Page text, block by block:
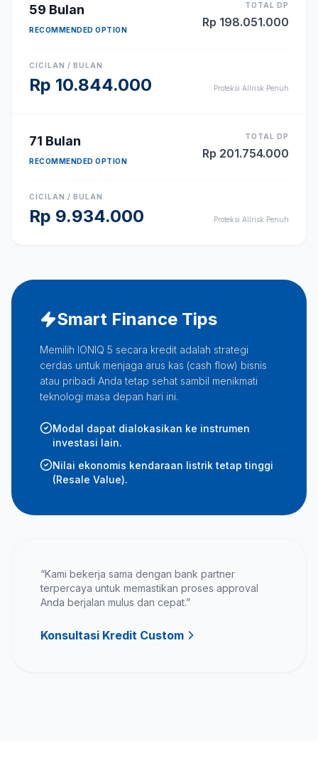
59 Bulan
RECOMMENDED OPTION
TOTAL DP
Rp 198.051.000
CICILAN / BULAN
Rp 10.844.000 Proteksi Allrisk Penuh
71 Bulan
RECOMMENDED OPTION
TOTAL DP
Rp 201.754.000
CICILAN / BULAN
Rp 9.934.000 Proteksi Allrisk Penuh
Smart Finance Tips
Memilih IONIQ 5 secara kredit adalah strategi
cerdas untuk menjaga arus kas (cash flow) bisnis
atau pribadi Anda tetap sehat sambil menikmati
teknologi masa depan hari ini.
Modal dapat dialokasikan ke instrumen
investasi lain.
Nilai ekonomis kendaraan listrik tetap tinggi
(Resale Value).
“Kami bekerja sama dengan bank partner
terpercaya untuk memastikan proses approval
Anda berjalan mulus dan cepat.”
Konsultasi Kredit Custom